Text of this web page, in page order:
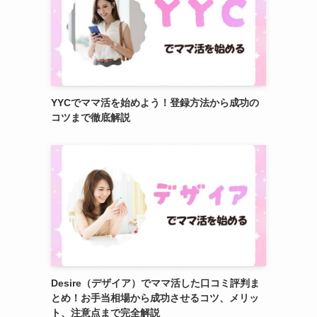
YYCでママ活を始めよう！登録方法から成功の
コツまで徹底解説
Desire（デザイア）でママ活した口コミ評判ま
とめ！お手当相場から成功させるコツ、メリッ
ト、注意点まで完全解説